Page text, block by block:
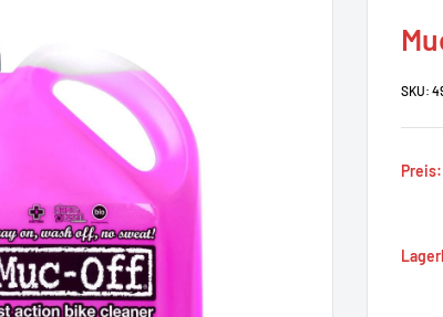
SKU:
Preis: